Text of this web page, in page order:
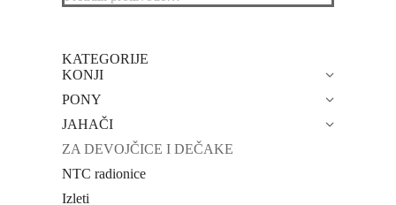
KATEGORIJE
KONJI
PONY
JAHAČI
ZA DEVOJČICE I DEČAKE
NTC radionice
Izleti